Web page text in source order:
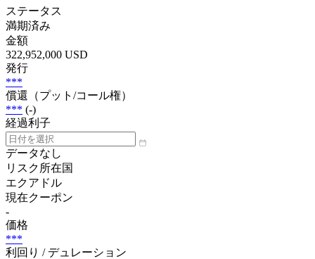
ステータス
満期済み
金額
322,952,000 USD
発行
***
償還（プット/コール権）
*** (-)
経過利子
データなし
リスク所在国
エクアドル
現在クーポン
-
価格
***
利回り / デュレーション